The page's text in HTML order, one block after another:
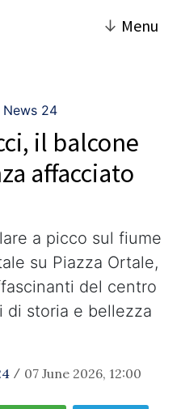
↓ Menu
News 24
il balcone
affacciato
a picco sul fiume
su Piazza Ortale,
del centro
di storia e bellezza
/ 07 June 2026, 12:00